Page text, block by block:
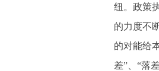
纽。政策
的力度不
的对能给
差”、“落